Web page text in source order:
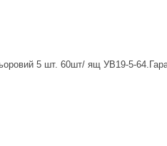
5 шт. 60шт/ ящ УВ19-5-